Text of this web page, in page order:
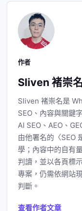
作者
Sliven 褚崇名
Sliven 褚崇名是
SEO、內容與關鍵
AI SEO、AEO、
由他署名的〈SEO
學；內容中的自有
判讀，並以各頁標
專案，仍需依網站
判斷。
查看作者文章